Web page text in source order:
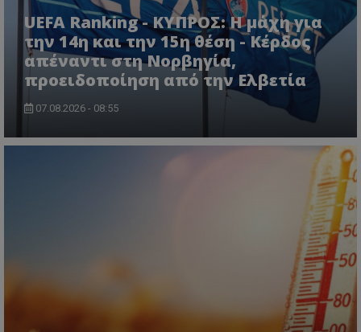
UEFA Ranking - ΚΥΠΡΟΣ: Η μάχη για
την 14η και την 15η θέση - Κέρδος
απέναντι στη Νορβηγία,
προειδοποίηση από την Ελβετία
07.08.2026 - 08:55